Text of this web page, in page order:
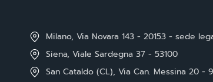
Milano, Via Novara 143 - 20153 - sede
Siena, Viale Sardegna 37 - 53100
San Cataldo (CL), Via Can. Messina 20 -